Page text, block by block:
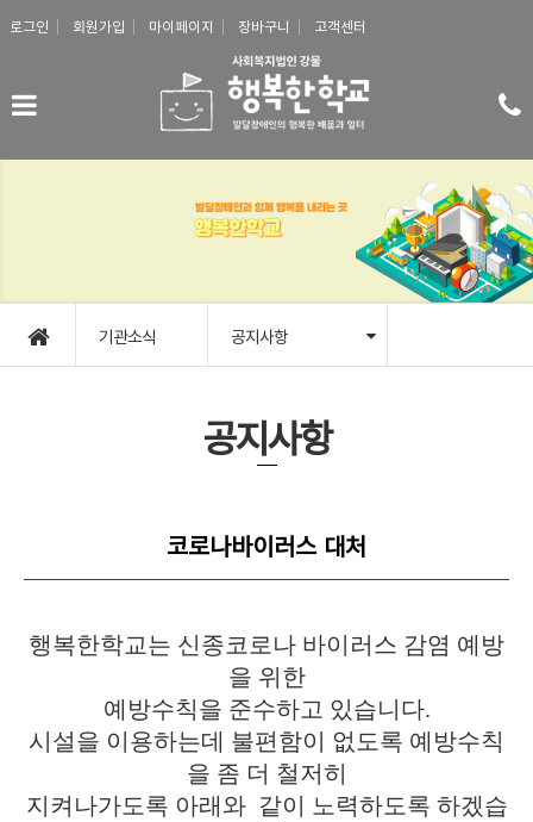
로그인 회원가입 마이페이지 장바구니 고객센터
기관소식 공지사항
공지사항
코로나바이러스 대처
행복한학교는 신종코로나 바이러스 감염 예방
을 위한
예방수칙을 준수하고 있습니다.
시설을 이용하는데 불편함이 없도록 예방수칙
을 좀 더 철저히
지켜나가도록 아래와 같이 노력하도록 하겠습